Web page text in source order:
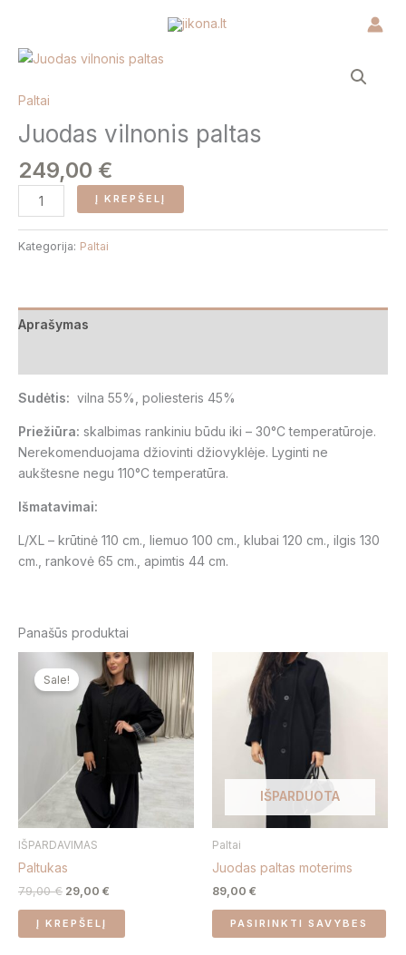
turinio
Paltai
Juodas vilnonis paltas
249,00 €
produkto
Juodas
paltas
Į KREPŠELĮ
Kategorija: Paltai
Aprašymas
Sudėtis: vilna 55%, poliesteris 45%
Priežiūra: skalbimas rankiniu būdu iki – 30°C temperatūroje.
Nerekomenduojama džiovinti džiovyklėje. Lyginti ne
aukštesne negu 110°C temperatūra.
Išmatavimai:
L/XL – krūtinė 110 cm., liemuo 100 cm., klubai 120 cm., ilgis 130
cm., rankovė 65 cm., apimtis 44 cm.
Panašūs produktai
Sale!
IŠPARDAVIMAS
Paltukas
79,00€
Original
price
was:
79,00 €.
29,00 €
Current
price
is:
29,00 €.
Į KREPŠELĮ
IŠPARDUOTA
Paltai
Juodas paltas moterims
89,00 €
PASIRINKTI SAVYBES
be